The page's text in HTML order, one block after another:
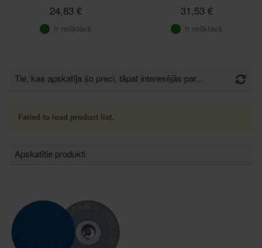
24,83 €
Ir noliktavā
31,53 €
Ir noliktavā
Tie, kas apskatīja šo preci, tāpat interesējās par...
Failed to load product list.
Apskatītie produkti